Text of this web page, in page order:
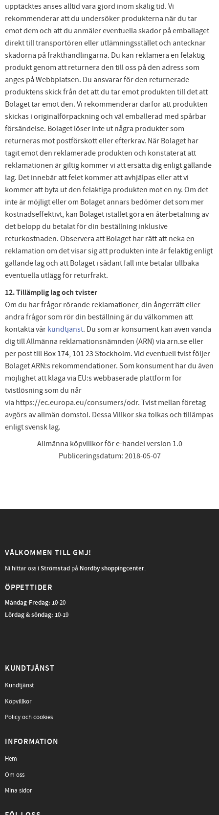
upptäcktes anses alltid vara gjord inom skälig tid. Vi
rekommenderar att du undersöker produkterna när du tar
emot dem och att du anmäler eventuella skador på emballaget
direkt till transportören eller utlämningsstället och antecknar
skadorna på frakthandlingarna. Du kan reklamera en felaktig
produkt genom att returnera den till oss på den adress som
anges på Webbplatsen. Du ansvarar för den returnerade
produktens skick från det att du tar emot produkten till det att
Bolaget tar emot den. Vi rekommenderar därför att produkten
skickas i originalförpackning och väl emballerad med spårbar
försändelse. Bolaget löser inte ut några produkter som
returneras mot postförskott eller efterkrav. När Bolaget har
tagit emot den reklamerade produkten och konstaterat att
reklamationen är giltig kommer vi att ersätta dig enligt gällande
lag. Det innebär att felet kommer att avhjälpas eller att vi
kommer att byta ut den felaktiga produkten mot en ny. Om det
inte är möjligt eller om Bolaget annars bedömer det som mer
kostnadseffektivt, kan Bolaget istället göra en återbetalning av
det belopp du betalat för din beställning inklusive
returkostnaden. Observera att Bolaget har rätt att neka en
reklamation om det visar sig att produkten inte är felaktig enligt
gällande lag och att Bolaget i sådant fall inte betalar tillbaka
eventuella utlägg för returfrakt.
12. Tillämplig lag och tvister
Om du har frågor rörande reklamationer, din ångerrätt eller
andra frågor som rör din beställning är du välkommen att
kontakta vår kundtjänst. Du som är konsument kan även vända
dig till Allmänna reklamationsnämnden (ARN) via arn.se eller
per post till Box 174, 101 23 Stockholm. Vid eventuell tvist följer
Bolaget ARN:s rekommendationer. Som konsument har du även
möjlighet att klaga via EU:s webbaserade plattform för
tvistlösning som du når
via https://ec.europa.eu/consumers/odr. Tvist mellan företag
avgörs av allmän domstol. Dessa Villkor ska tolkas och tillämpas
enligt svensk lag.
Allmänna köpvillkor för e-handel version 1.0
Publiceringsdatum: 2018-05-07
VÄLKOMMEN TILL GMJ!
Ni hittar oss iStrömstad på Nordby shoppingcenter.
ÖPPETTIDER
Måndag-Fredag: 10-20
Lördag & söndag: 10-19
KUNDTJÄNST
Kundtjänst
Köpvillkor
Policy och cookies
INFORMATION
Hem
Om oss
Mina sidor